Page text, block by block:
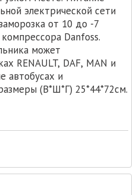
электрической сети
от 10 до -7
Danfoss.
может
RENAULT, DAF, MAN и
автобусах и
(В*Ш*Г) 25*44*72см.